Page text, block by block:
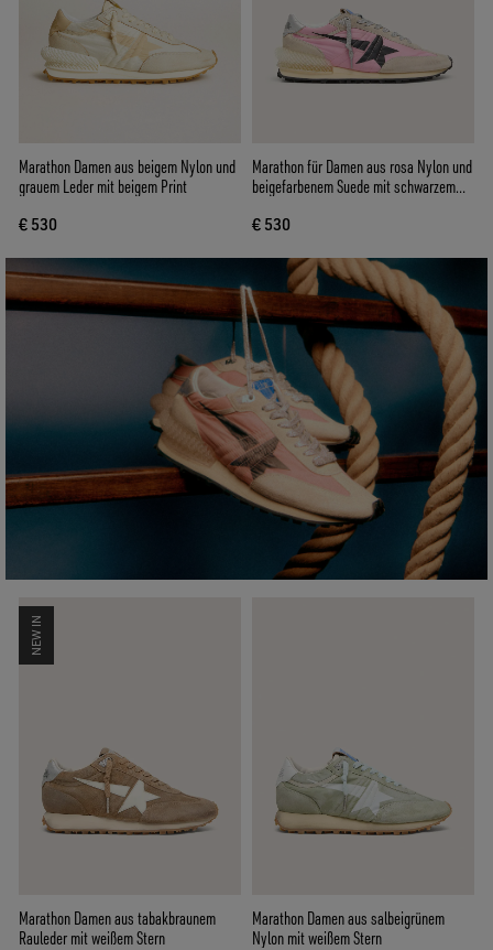
Marathon Damen aus beigem Nylon und
grauem Leder mit beigem Print
€ 530
Marathon für Damen aus rosa Nylon und
beigefarbenem Suede mit schwarzem
€ 530
NEW IN
Marathon Damen aus tabakbraunem
Rauleder mit weißem Stern
Marathon Damen aus salbeigrünem
Nylon mit weißem Stern